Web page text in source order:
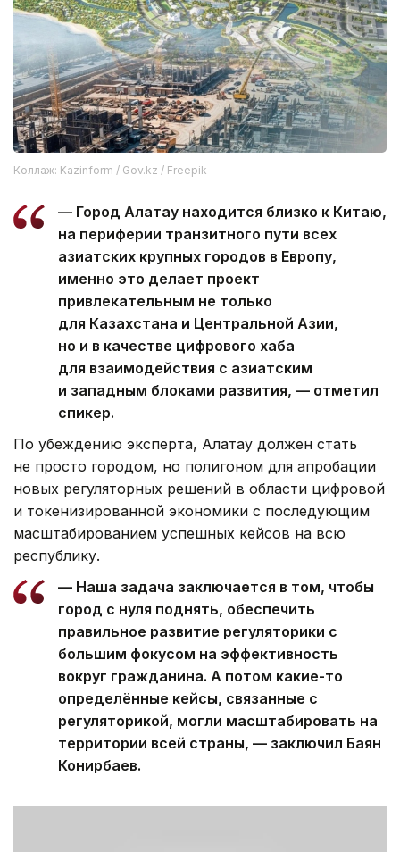
Коллаж: Kazinform / Gov.kz / Freepik
— Город Алатау находится близко к Китаю,
на периферии транзитного пути всех
азиатских крупных городов в Европу,
именно это делает проект
привлекательным не только
для Казахстана и Центральной Азии,
но и в качестве цифрового хаба
для взаимодействия с азиатским
и западным блоками развития, — отметил
спикер.
По убеждению эксперта, Алатау должен стать
не просто городом, но полигоном для апробации
новых регуляторных решений в области цифровой
и токенизированной экономики с последующим
масштабированием успешных кейсов на всю
республику.
— Наша задача заключается в том, чтобы
город с нуля поднять, обеспечить
правильное развитие регуляторики с
большим фокусом на эффективность
вокруг гражданина. А потом какие-то
определённые кейсы, связанные с
регуляторикой, могли масштабировать на
территории всей страны, — заключил Баян
Конирбаев.